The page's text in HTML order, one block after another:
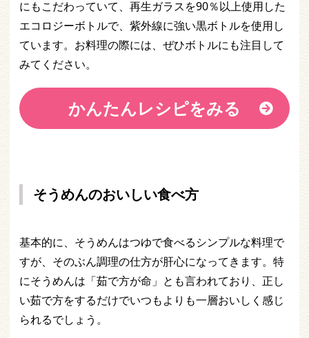
にもこだわっていて、再生ガラスを90％以上使用した
エコロジーボトルで、紫外線に強い黒ボトルを使用し
ています。お料理の際には、ぜひボトルにも注目して
みてください。
かんたんレシピをみる
そうめんのおいしい食べ方
基本的に、そうめんはつゆで食べるシンプルな料理で
すが、そのぶん調理の仕方が肝心になってきます。特
にそうめんは「茹で方が命」とも言われており、正し
い茹で方をするだけでいつもよりも一層おいしく感じ
られるでしょう。